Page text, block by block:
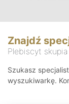
Znajdź
Plebiscyt
Szukasz
wyszukiwarkę.